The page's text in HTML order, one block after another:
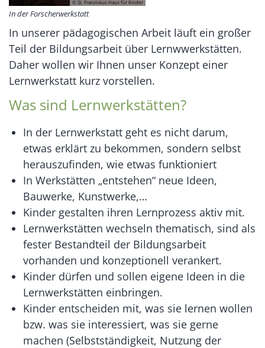
© St. Franziskus Haus für Kinder
In der Forscherwerkstatt
In unserer pädagogischen Arbeit läuft ein großer
Teil der Bildungsarbeit über Lernwwerkstätten.
Daher wollen wir Ihnen unser Konzept einer
Lernwerkstatt kurz vorstellen.
Was sind Lernwerkstätten?
In der Lernwerkstatt geht es nicht darum,
etwas erklärt zu bekommen, sondern selbst
herauszufinden, wie etwas funktioniert
In Werkstätten „entstehen“ neue Ideen,
Bauwerke, Kunstwerke,…
Kinder gestalten ihren Lernprozess aktiv mit.
Lernwerkstätten wechseln thematisch, sind als
fester Bestandteil der Bildungsarbeit
vorhanden und konzeptionell verankert.
Kinder dürfen und sollen eigene Ideen in die
Lernwerkstätten einbringen.
Kinder entscheiden mit, was sie lernen wollen
bzw. was sie interessiert, was sie gerne
machen (Selbstständigkeit, Nutzung der